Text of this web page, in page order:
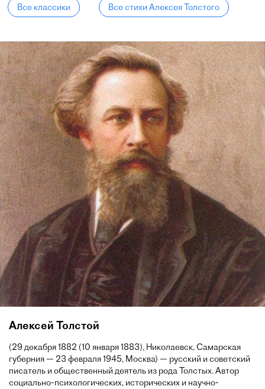
Все классики Все стихи Алексея Толстого
Алексей Толстой
(29 декабря 1882 (10 января 1883), Николаевск, Самарская
губерния — 23 февраля 1945, Москва) — русский и советский
писатель и общественный деятель из рода Толстых. Автор
социально-психологических, исторических и научно-